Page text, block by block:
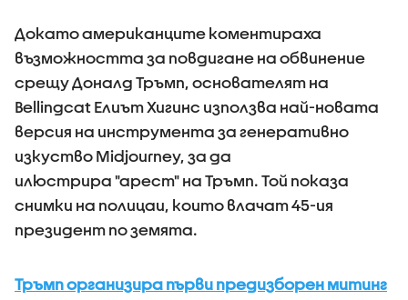
Докато американците коментираха
възможността за повдигане на обвинение
срещу Доналд Тръмп, основателят на
Bellingcat Елиът Хигинс използва най-новата
версия на инструмента за генеративно
изкуство Midjourney, за да
илюстрира "арест" на Тръмп. Той показа
снимки на полицаи, които влачат 45-ия
президент по земята.
Тръмп организира първи предизборен митинг